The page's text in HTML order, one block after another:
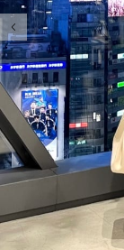
前の画像